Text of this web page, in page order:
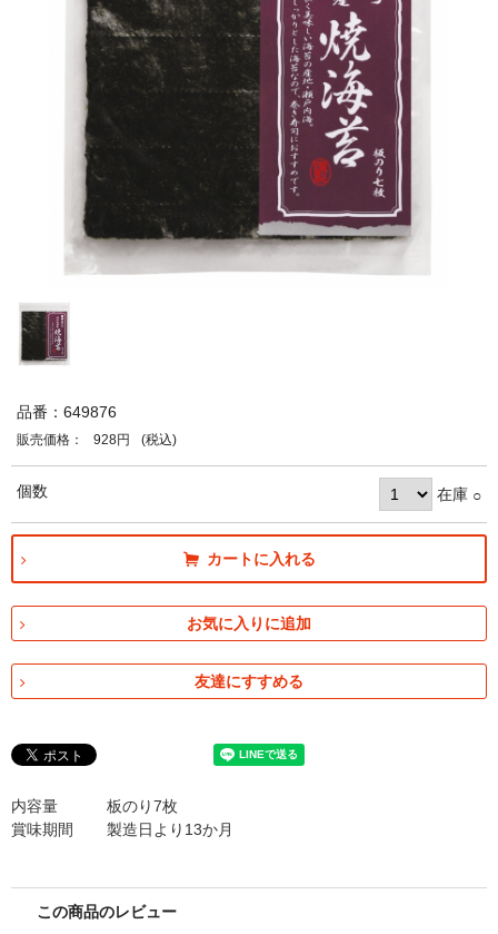
品番：649876
販売価格： 928円 (税込)
個数 在庫 ○
カートに入れる
お気に入りに追加
友達にすすめる
内容量
板のり7枚
賞味期間
製造日より13か月
この商品のレビュー